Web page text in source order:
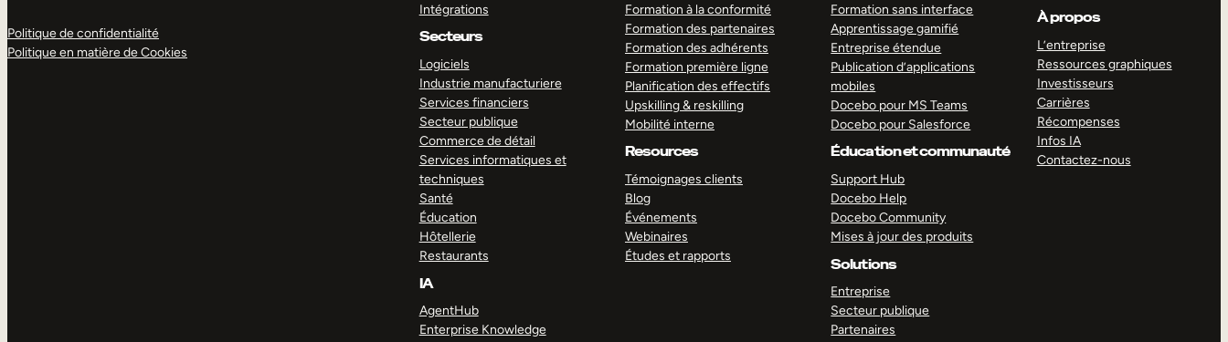
Politique de confidentialité
Politique en matière de Cookies
Intégrations
Secteurs
Logiciels
Industrie manufacturiere
Services financiers
Secteur publique
Commerce de détail
Services informatiques et
techniques
Santé
Éducation
Hôtellerie
Restaurants
IA
AgentHub
Enterprise Knowledge
Formation à la conformité
Formation des partenaires
Formation des adhérents
Formation première ligne
Planification des effectifs
Upskilling & reskilling
Mobilité interne
Resources
Témoignages clients
Blog
Événements
Webinaires
Études et rapports
Formation sans interface
Apprentissage gamifié
Entreprise étendue
Publication d’applications
mobiles
Docebo pour MS Teams
Docebo pour Salesforce
Éducation et communauté
Support Hub
Docebo Help
Docebo Community
Mises à jour des produits
Solutions
Entreprise
Secteur publique
Partenaires
À propos
L’entreprise
Ressources graphiques
Investisseurs
Carrières
Récompenses
Infos IA
Contactez-nous